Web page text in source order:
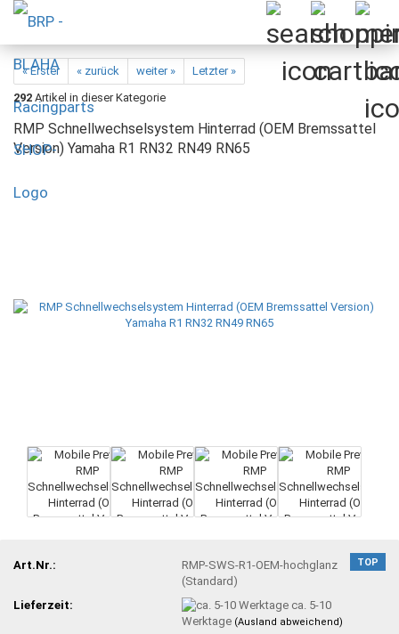
« Erster « zurück weiter »
Letzter »
292 Artikel in dieser Kategorie
RMP Schnellwechselsystem Hinterrad (OEM Bremssattel
Version) Yamaha R1 RN32 RN49 RN65
TOP
Art.Nr.:
RMP-SWS-R1-OEM-hochglanz
(Standard)
Lieferzeit:
ca. 5-10
Werktage (Ausland abweichend)